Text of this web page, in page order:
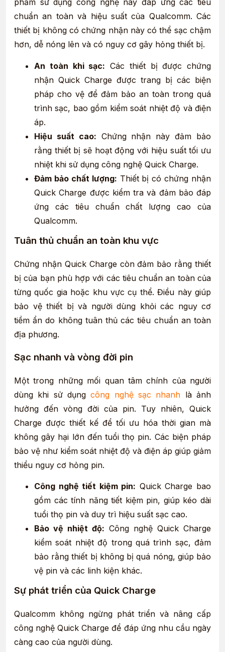
phẩm sử dụng công nghệ này đáp ứng các tiêu
chuẩn an toàn và hiệu suất của Qualcomm. Các
thiết bị không có chứng nhận này có thể sạc chậm
hơn, dễ nóng lên và có nguy cơ gây hỏng thiết bị.
An toàn khi sạc: Các thiết bị được chứng
nhận Quick Charge được trang bị các biện
pháp cho vệ để đảm bảo an toàn trong quá
trình sạc, bao gồm kiểm soát nhiệt độ và điện
áp.
Hiệu suất cao: Chứng nhận này đảm bảo
rằng thiết bị sẽ hoạt động với hiệu suất tối ưu
nhiệt khi sử dụng công nghệ Quick Charge.
Đảm bảo chất lượng: Thiết bị có chứng nhận
Quick Charge được kiểm tra và đảm bảo đáp
ứng các tiêu chuẩn chất lượng cao của
Qualcomm.
Tuân thủ chuẩn an toàn khu vực
Chứng nhận Quick Charge còn đảm bảo rằng thiết
bị của bạn phù hợp với các tiêu chuẩn an toàn của
từng quốc gia hoặc khu vực cụ thể. Điều này giúp
bảo vệ thiết bị và người dùng khỏi các nguy cơ
tiềm ẩn do không tuân thủ các tiêu chuẩn an toàn
địa phương.
Sạc nhanh và vòng đời pin
Một trong những mối quan tâm chính của người
dùng khi sử dụngcông nghệ sạc nhanh là ảnh
hưởng đến vòng đời của pin. Tuy nhiên, Quick
Charge được thiết kế để tối ưu hóa thời gian mà
không gây hại lớn đến tuổi thọ pin. Các biện pháp
bảo vệ như kiểm soát nhiệt độ và điện áp giúp giảm
thiểu nguy cơ hỏng pin.
Công nghệ tiết kiệm pin: Quick Charge bao
gồm các tính năng tiết kiệm pin, giúp kéo dài
tuổi thọ pin và duy trì hiệu suất sạc cao.
Bảo vệ nhiệt độ: Công nghệ Quick Charge
kiểm soát nhiệt độ trong quá trình sạc, đảm
bảo rằng thiết bị không bị quá nóng, giúp bảo
vệ pin và các linh kiện khác.
Sự phát triển của Quick Charge
Qualcomm không ngừng phát triển và nâng cấp
công nghệ Quick Charge để đáp ứng nhu cầu ngày
càng cao của người dùng.